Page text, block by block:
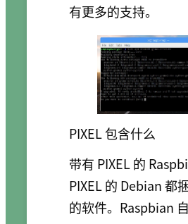
有更多的支持。
PIXEL 包含什么
带有 PIXEL 的
PIXEL 的 Debian 都
的软件。Raspbian 自